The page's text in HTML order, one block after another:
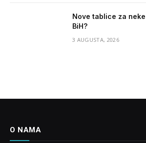
Nove tablice za
BiH?
3 AUGUSTA, 2026
O NAMA